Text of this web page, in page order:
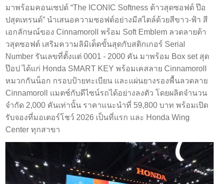
มาพร้อมคอนเซปต์ “The ICONIC Softness ต้าวสุดซอฟต์ ป๊อ
ปสุดเทรนด์” นำเสนอความซอฟต์อย่างมีสไตล์ด้วยสีขาว-ฟ้า สี
เอกลักษณ์ของ Cinnamoroll พร้อม Soft Emblem ลวดลายต้า
วสุดซอฟต์ เสริมความลิมิเต็ดขั้นสุดกับสติกเกอร์ Serial
Number รันเลขที่ตั้งแต่ 0001 - 2000 คัน มาพร้อม Box set สุด
ป๊อป ได้แก่ Honda SMART KEY พร้อมเคสลาย Cinnamoroll
หมวกกันน็อก กรอบป้ายทะเบียน และแผ่นยางรองพื้นลวดลาย
Cinnamoroll แมตช์กับดีไซน์รถได้อย่างลงตัว โดยผลิตจำนวน
จำกัด 2,000 คันเท่านั้น ราคาแนะนำที่ 59,800 บาท พร้อมเปิด
รับจองที่มอเตอร์โชว์ 2026 เป็นที่แรก และ Honda Wing
Center ทุกสาขา